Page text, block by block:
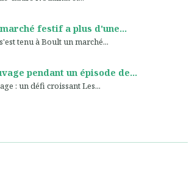
festif a plus d'une...
tenu à Boult un marché...
pendant un épisode de...
: un défi croissant Les...